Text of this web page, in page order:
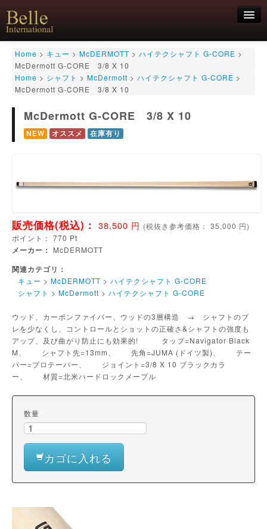
新規会員登録
HOME
キュー用途別
シャフト
お気軽にお問合せくださいませ！
Home > キュー > McDERMOTT > ハイテクシャフト G-CORE >
McDermott G-CORE 3/8 X 10
Home > シャフト > McDermott > ハイテクシャフト G-CORE >
McDermott G-CORE 3/8 X 10
McDermott G-CORE 3/8 X 10
NEW オススメ 在庫有り
販売価格(税込)： 38,500 円 (税抜き参考価格： 35,000 円)
ポイント： 770 Pt
メーカー： McDERMOTT
関連カテゴリ：
キュー > McDERMOTT > ハイテクシャフト G-CORE
シャフト > McDermott > ハイテクシャフト G-CORE
ウッド、カーボンファイバー、ウッドの3層構造 → シャフトのブ
レを少なくし、コントロールとショットの正確さ&シャフトの強度も
アップ、及び曲がり防止にも効果的! タップ=Navigator Black
M、 シャフト先=13mm、 先角=JUMA (ドイツ製)、 テー
パー=プロテーパー、 ジョイント=3/8 X 10 ブラックカラ
ー、 材質=北米ハードロックメープル
数量
カゴに入れる